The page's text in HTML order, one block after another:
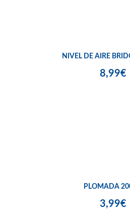
NIVEL DE AIRE
8,99€
PLOMADA
3,99€